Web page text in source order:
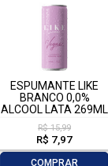
ESPUMANTE LIKE
BRANCO 0,0%
ALCOOL LATA 269ML
R$ 15,99
R$ 7,97
COMPRAR